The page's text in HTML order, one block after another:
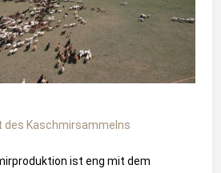
des Kaschmirsammelns
ist eng mit dem